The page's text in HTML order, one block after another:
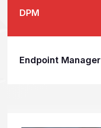
DPM
Endpoint Manager